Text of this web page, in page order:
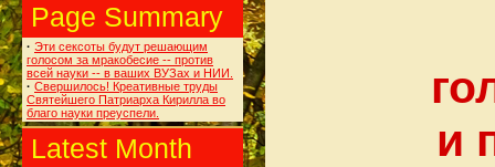
Page Summary
· Эти сексоты будут решающим
голосом за мракобесие -- против
всей науки -- в ваших ВУЗах и НИИ.
· Свершилось! Креативные труды
Святейшего Патриарха Кирилла во
благо науки преуспели.
Latest Month
и